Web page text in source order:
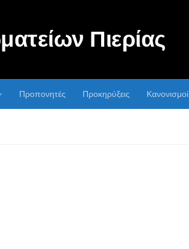
Πιερίας
Προπονητές Προκηρύξεις Κανονισμοί